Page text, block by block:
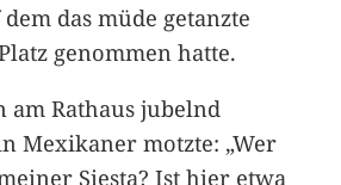
das müde getanzte
genommen hatte.
am Rathaus jubelnd
Mexikaner motzte: „Wer
Siesta? Ist hier etwa